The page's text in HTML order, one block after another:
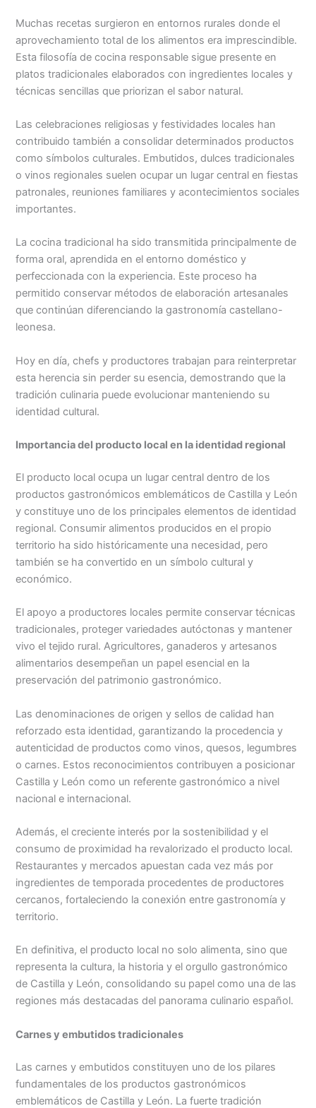
Muchas recetas surgieron en entornos rurales donde el
aprovechamiento total de los alimentos era imprescindible.
Esta filosofía de cocina responsable sigue presente en
platos tradicionales elaborados con ingredientes locales y
técnicas sencillas que priorizan el sabor natural.
Las celebraciones religiosas y festividades locales han
contribuido también a consolidar determinados productos
como símbolos culturales. Embutidos, dulces tradicionales
o vinos regionales suelen ocupar un lugar central en fiestas
patronales, reuniones familiares y acontecimientos sociales
importantes.
La cocina tradicional ha sido transmitida principalmente de
forma oral, aprendida en el entorno doméstico y
perfeccionada con la experiencia. Este proceso ha
permitido conservar métodos de elaboración artesanales
que continúan diferenciando la gastronomía castellano-
leonesa.
Hoy en día, chefs y productores trabajan para reinterpretar
esta herencia sin perder su esencia, demostrando que la
tradición culinaria puede evolucionar manteniendo su
identidad cultural.
Importancia del producto local en la identidad regional
El producto local ocupa un lugar central dentro de los
productos gastronómicos emblemáticos de Castilla y León
y constituye uno de los principales elementos de identidad
regional. Consumir alimentos producidos en el propio
territorio ha sido históricamente una necesidad, pero
también se ha convertido en un símbolo cultural y
económico.
El apoyo a productores locales permite conservar técnicas
tradicionales, proteger variedades autóctonas y mantener
vivo el tejido rural. Agricultores, ganaderos y artesanos
alimentarios desempeñan un papel esencial en la
preservación del patrimonio gastronómico.
Las denominaciones de origen y sellos de calidad han
reforzado esta identidad, garantizando la procedencia y
autenticidad de productos como vinos, quesos, legumbres
o carnes. Estos reconocimientos contribuyen a posicionar
Castilla y León como un referente gastronómico a nivel
nacional e internacional.
Además, el creciente interés por la sostenibilidad y el
consumo de proximidad ha revalorizado el producto local.
Restaurantes y mercados apuestan cada vez más por
ingredientes de temporada procedentes de productores
cercanos, fortaleciendo la conexión entre gastronomía y
territorio.
En definitiva, el producto local no solo alimenta, sino que
representa la cultura, la historia y el orgullo gastronómico
de Castilla y León, consolidando su papel como una de las
regiones más destacadas del panorama culinario español.
Carnes y embutidos tradicionales
Las carnes y embutidos constituyen uno de los pilares
fundamentales de los productos gastronómicos
emblemáticos de Castilla y León. La fuerte tradición